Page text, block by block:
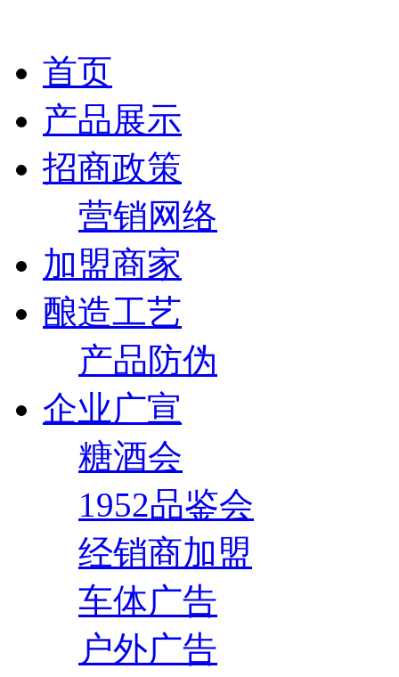
首页
产品展示
招商政策
营销网络
加盟商家
酿造工艺
产品防伪
企业广宣
糖酒会
1952品鉴会
经销商加盟
车体广告
户外广告